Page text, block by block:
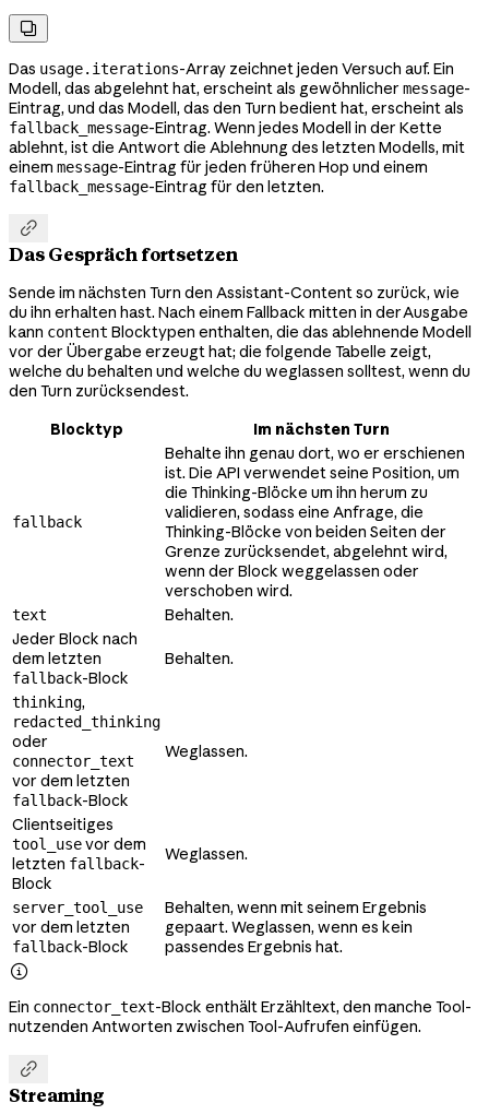

Das usage.iterations-Array zeichnet jeden Versuch auf. Ein
Modell, das abgelehnt hat, erscheint als gewöhnlicher message-
Eintrag, und das Modell, das den Turn bedient hat, erscheint als
fallback_message-Eintrag. Wenn jedes Modell in der Kette
ablehnt, ist die Antwort die Ablehnung des letzten Modells, mit
einem message-Eintrag für jeden früheren Hop und einem
fallback_message-Eintrag für den letzten.

Das Gespräch fortsetzen
Sende im nächsten Turn den Assistant-Content so zurück, wie
du ihn erhalten hast. Nach einem Fallback mitten in der Ausgabe
kann content Blocktypen enthalten, die das ablehnende Modell
vor der Übergabe erzeugt hat; die folgende Tabelle zeigt,
welche du behalten und welche du weglassen solltest, wenn du
den Turn zurücksendest.
Blocktyp
Im nächsten Turn
fallback
Behalte ihn genau dort, wo er erschienen
ist. Die API verwendet seine Position, um
die Thinking-Blöcke um ihn herum zu
validieren, sodass eine Anfrage, die
Thinking-Blöcke von beiden Seiten der
Grenze zurücksendet, abgelehnt wird,
wenn der Block weggelassen oder
verschoben wird.
text
Behalten.
Jeder Block nach
dem letzten
fallback-Block
Behalten.
thinking,
redacted_thinking
oder
connector_text
vor dem letzten
fallback-Block
Weglassen.
Clientseitiges
tool_usevor dem
letzten fallback-
Block
Weglassen.
server_tool_use
vor dem letzten
fallback-Block
Behalten, wenn mit seinem Ergebnis
gepaart. Weglassen, wenn es kein
passendes Ergebnis hat.

Ein connector_text-Block enthält Erzähltext, den manche Tool-
nutzenden Antworten zwischen Tool-Aufrufen einfügen.

Streaming